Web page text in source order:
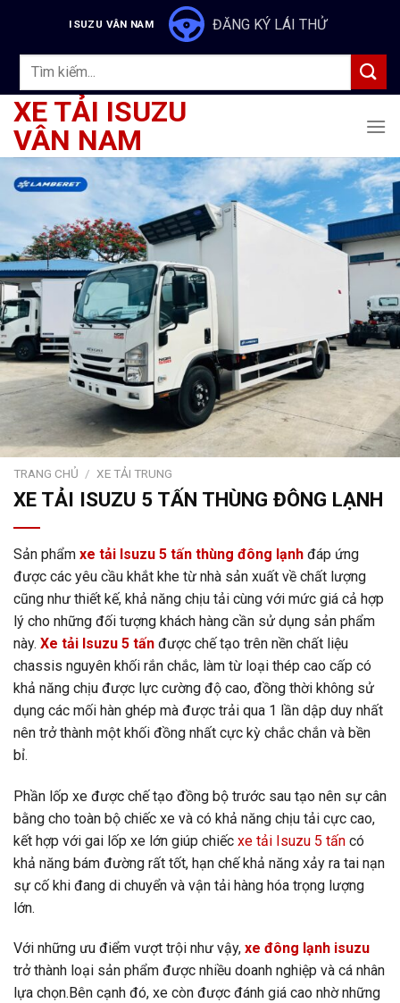
content
ISUZU VÂN NAM ĐĂNG KÝ LÁI THỬ
Tìm
XE TẢI ISUZU
VÂN NAM
TRANG CHỦ / XE TẢI TRUNG
XE TẢI ISUZU 5 TẤN THÙNG ĐÔNG LẠNH
Sản phẩm xe tải Isuzu 5 tấn thùng đông lạnh đáp ứng
được các yêu cầu khắt khe từ nhà sản xuất về chất lượng
cũng như thiết kế, khả năng chịu tải cùng với mức giá cả hợp
lý cho những đối tượng khách hàng cần sử dụng sản phẩm
này. Xe tải Isuzu 5 tấn được chế tạo trên nền chất liệu
chassis nguyên khối rắn chắc, làm từ loại thép cao cấp có
khả năng chịu được lực cường độ cao, đồng thời không sử
dụng các mối hàn ghép mà được trải qua 1 lần dập duy nhất
nên trở thành một khối đồng nhất cực kỳ chắc chắn và bền
bỉ.
Phần lốp xe được chế tạo đồng bộ trước sau tạo nên sự cân
bằng cho toàn bộ chiếc xe và có khả năng chịu tải cực cao,
kết hợp với gai lốp xe lớn giúp chiếc xe tải Isuzu 5 tấn có
khả năng bám đường rất tốt, hạn chế khả năng xảy ra tai nạn
sự cố khi đang di chuyển và vận tải hàng hóa trọng lượng
lớn.
Với những ưu điểm vượt trội như vậy, xe đông lạnh isuzu
trở thành loại sản phẩm được nhiều doanh nghiệp và cá nhân
lựa chọn.Bên cạnh đó, xe còn được đánh giá cao nhờ những